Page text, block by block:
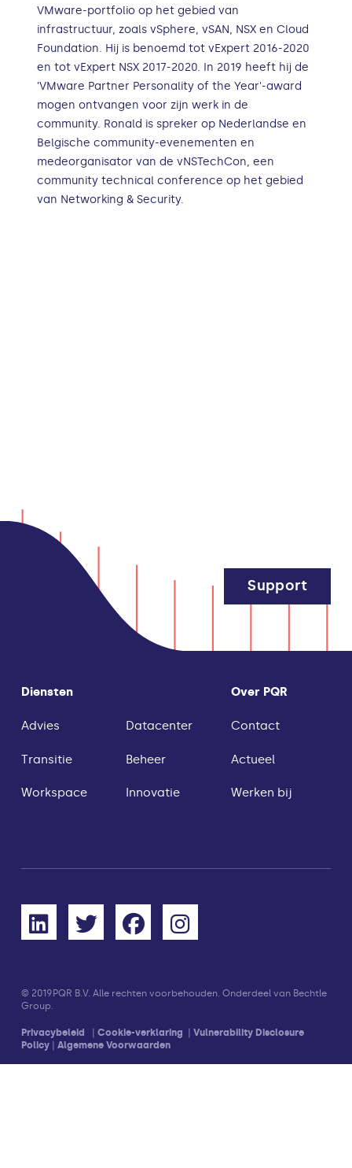
VMware-portfolio op het gebied van
infrastructuur, zoals vSphere, vSAN, NSX en Cloud
Foundation. Hij is benoemd tot vExpert 2016-2020
en tot vExpert NSX 2017-2020. In 2019 heeft hij de
'VMware Partner Personality of the Year'-award
mogen ontvangen voor zijn werk in de
community. Ronald is spreker op Nederlandse en
Belgische community-evenementen en
medeorganisator van de vNSTechCon, een
community technical conference op het gebied
van Networking & Security.
Diensten
Advies
Transitie
Workspace
Datacenter
Beheer
Innovatie
Over PQR
Contact
Actueel
Werken bij
Support
© 2019 PQR B.V. Alle rechten voorbehouden. Onderdeel van Bechtle
Group.
Privacybeleid Cookie-verklaring
Vulnerability Disclosure
Policy
Algemene Voorwaarden